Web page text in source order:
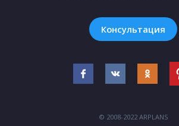
Консультация
© 2008-2022 ARPLANS